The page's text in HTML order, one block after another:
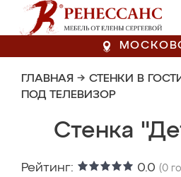
ГЛАВНАЯ → СТЕНКИ В
ПОД ТЕЛЕВИЗОР
Стенка
Рейтинг: 0.0 (0